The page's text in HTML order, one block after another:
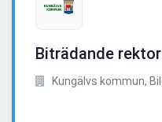
Biträdande
Kungälvs kommun,